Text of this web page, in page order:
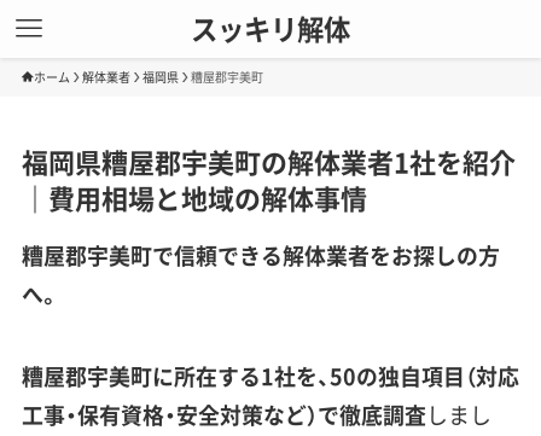
スッキリ解体
ホーム 解体業者 福岡県 糟屋郡宇美町
福岡県糟屋郡宇美町の解体業者1社を紹介
｜費用相場と地域の解体事情
糟屋郡宇美町で信頼できる解体業者をお探しの方
へ。
糟屋郡宇美町に所在する1社を、50の独自項目（対応
工事・保有資格・安全対策など）で徹底調査しまし